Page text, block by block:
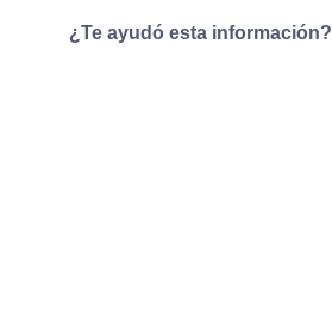
¿Te ayudó esta información?